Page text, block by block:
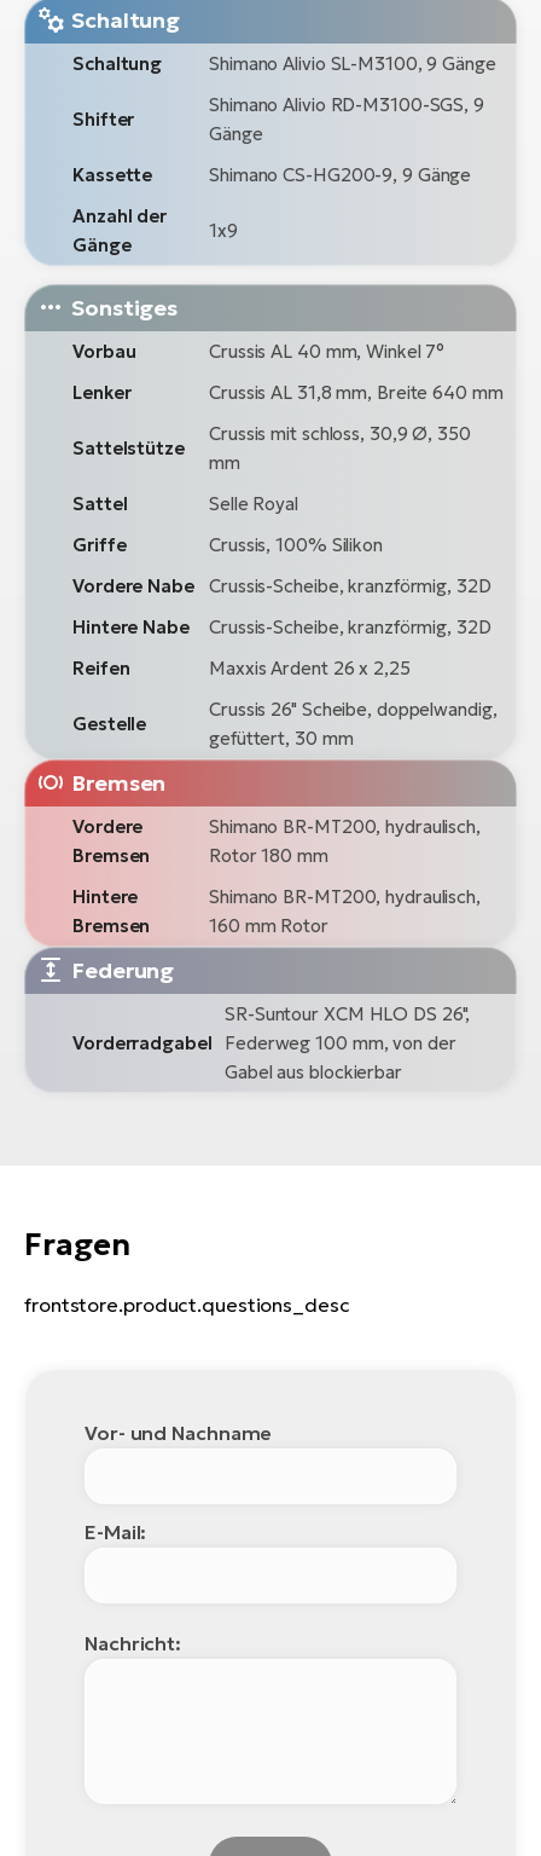
Schaltung
Schaltung Shimano Alivio SL-M3100, 9 Gänge
Shifter
Shimano Alivio RD-M3100-SGS, 9
Gänge
Kassette
Shimano CS-HG200-9, 9 Gänge
Anzahl der
Gänge
1x9
Sonstiges
Vorbau
Crussis AL 40 mm, Winkel 7°
Lenker
Crussis AL 31,8 mm, Breite 640 mm
Sattelstütze
Crussis mit schloss, 30,9 Ø, 350
mm
Sattel
Selle Royal
Griffe
Crussis, 100% Silikon
Vordere Nabe
Crussis-Scheibe, kranzförmig, 32D
Hintere Nabe
Crussis-Scheibe, kranzförmig, 32D
Reifen
Maxxis Ardent 26 x 2,25
Gestelle
Crussis 26" Scheibe, doppelwandig,
gefüttert, 30 mm
Bremsen
Vordere
Bremsen
Shimano BR-MT200, hydraulisch,
Rotor 180 mm
Hintere
Bremsen
Shimano BR-MT200, hydraulisch,
160 mm Rotor
Federung
Vorderradgabel
SR-Suntour XCM HLO DS 26",
Federweg 100 mm, von der
Gabel aus blockierbar
Fragen
frontstore.product.questions_desc
Vor- und Nachname
E-Mail:
Nachricht: